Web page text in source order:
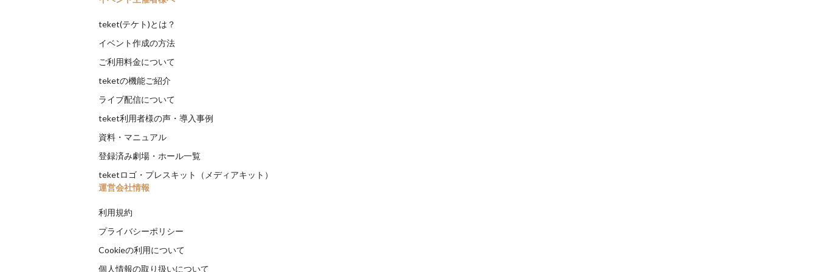
teket(テケト)とは？
イベント作成の方法
ご利用料金について
teketの機能ご紹介
ライブ配信について
teket利用者様の声・導入事例
資料・マニュアル
登録済み劇場・ホール一覧
teketロゴ・プレスキット（メディアキット）
運営会社情報
利用規約
プライバシーポリシー
Cookieの利用について
個人情報の取り扱いについて